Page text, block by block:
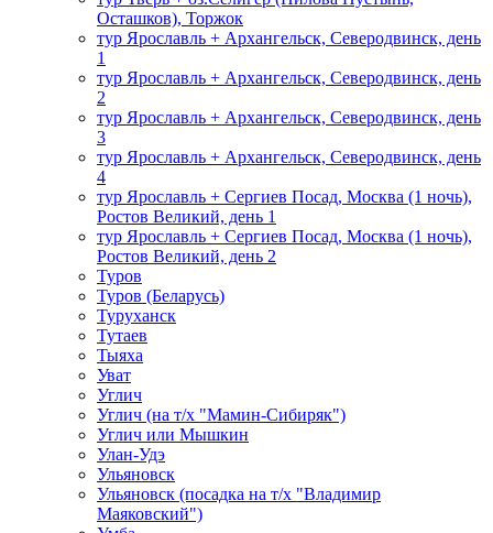
Осташков), Торжок
тур Ярославль + Архангельск, Северодвинск, день
1
тур Ярославль + Архангельск, Северодвинск, день
2
тур Ярославль + Архангельск, Северодвинск, день
3
тур Ярославль + Архангельск, Северодвинск, день
4
тур Ярославль + Сергиев Посад, Москва (1 ночь),
Ростов Великий, день 1
тур Ярославль + Сергиев Посад, Москва (1 ночь),
Ростов Великий, день 2
Туров
Туров (Беларусь)
Туруханск
Тутаев
Тыяха
Уват
Углич
Углич (на т/х "Мамин-Сибиряк")
Углич или Мышкин
Улан-Удэ
Ульяновск
Ульяновск (посадка на т/х "Владимир
Маяковский")